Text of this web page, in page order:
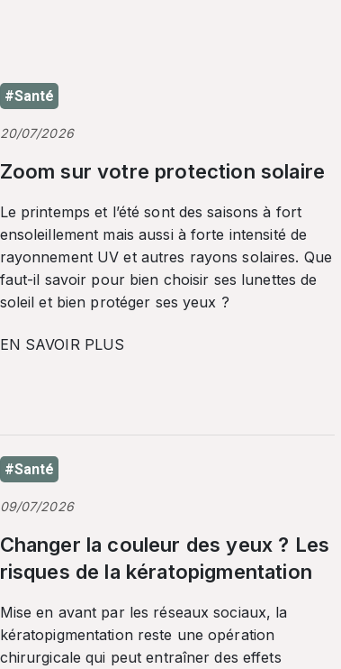
#Santé
20/07/2026
Zoom sur votre protection solaire
Le printemps et l’été sont des saisons à fort
ensoleillement mais aussi à forte intensité de
rayonnement UV et autres rayons solaires. Que
faut-il savoir pour bien choisir ses lunettes de
soleil et bien protéger ses yeux ?
EN SAVOIR PLUS
#Santé
09/07/2026
Changer la couleur des yeux ? Les
risques de la kératopigmentation
Mise en avant par les réseaux sociaux, la
kératopigmentation reste une opération
chirurgicale qui peut entraîner des effets